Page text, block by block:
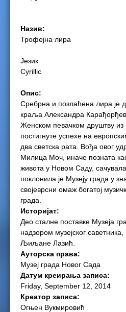
e
e
r
e
Назив:
Трофејна лира
Језик
Cyrillic
Опис:
Сребрна и позлаћена лира је
краља Александра
Женском певачком друштву из
постигнуте успехе на
два светска рата. Вођа овог
Милица Моч, иначе позната
живота у Новом Саду,
поклонила је Музеју града у
својеврсни омаж богатој
града.
Историјат:
Део сталне поставке Музеја
надзором музејског
Љиљане Лазић.
Ауторска права:
Музеј града Новог Сада
Датум креирања записа:
Friday, September 12, 2014
Креатор записа:
Огњен Вукмировић